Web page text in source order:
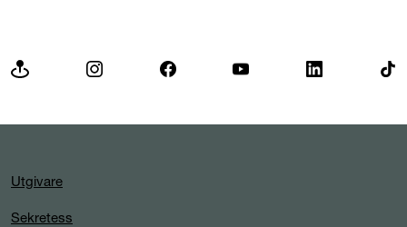
Utgivare
Sekretess